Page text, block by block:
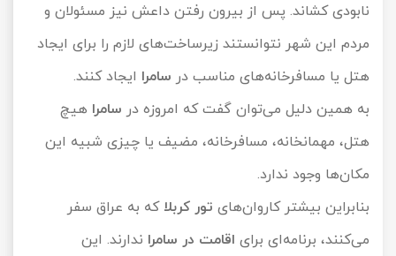
نابودی کشاند. پس از بیرون رفتن داعش نیز مسئولان و
مردم این شهر نتوانستند زیرساخت‌های لازم را برای ایجاد
هتل یا مسافرخانه‌های مناسب در سامرا ایجاد کنند.
به همین دلیل می‌توان گفت که امروزه در سامرا هیچ
هتل، مهمانخانه، مسافرخانه، مضیف یا چیزی شبیه این
مکان‌ها وجود ندارد.
بنابراین بیشتر کاروان‌های تور کربلا که به عراق سفر
می‌کنند، برنامه‌ای برای اقامت در سامرا ندارند. این
تور مرداب هسل
تور کاشان
تور ترکمن صحرا
تور آفرود